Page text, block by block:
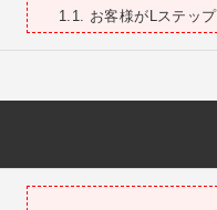
1.1. お客様がLステッ
1.1.3. その他お客様に